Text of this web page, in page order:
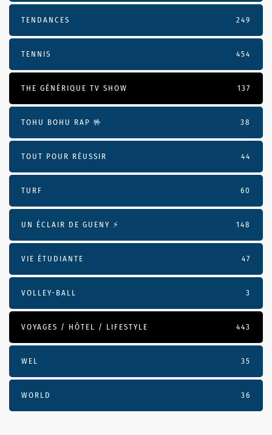
TENDANCES 249
TENNIS 454
THE GÉNÉRIQUE TV SHOW 137
TOHU BOHU RAP 🤟 38
TOUT POUR RÉUSSIR 44
TURF 60
UN ÉCLAIR DE GUENY ⚡️ 148
VIE ÉTUDIANTE 47
VOLLEY-BALL 3
VOYAGES / HÔTEL / LIFESTYLE 443
WEL 35
WORLD 36